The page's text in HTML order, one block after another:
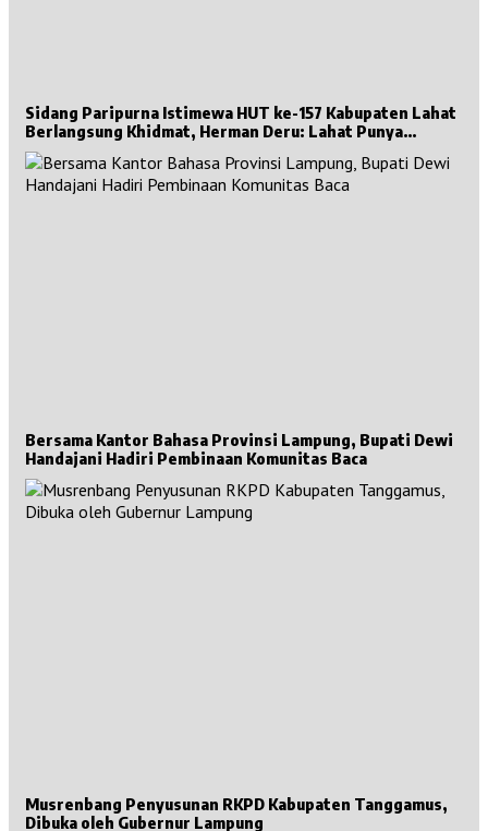
Sidang Paripurna Istimewa HUT ke-157 Kabupaten Lahat
Berlangsung Khidmat, Herman Deru: Lahat Punya
Sejarah Besar untuk Sumsel
Bersama Kantor Bahasa Provinsi Lampung, Bupati Dewi
Handajani Hadiri Pembinaan Komunitas Baca
Musrenbang Penyusunan RKPD Kabupaten Tanggamus,
Dibuka oleh Gubernur Lampung